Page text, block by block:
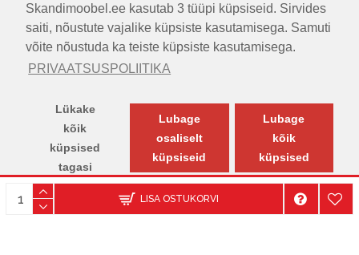
Skandimoobel.ee kasutab 3 tüüpi küpsiseid. Sirvides
saiti, nõustute vajalike küpsiste kasutamisega. Samuti
võite nõustuda ka teiste küpsiste kasutamisega.
PRIVAATSUSPOLIITIKA
Lükake
kõik
küpsised
tagasi
Lubage
osaliselt
küpsiseid
Lubage
kõik
küpsised
LISA OSTUKORVI
JÄLGIGE MEID SOTSIAALMEEDIAS
© SKANDIMÖÖBEL.EE | Skandinaavia disaini mööblisalong.